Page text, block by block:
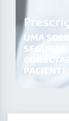
UMA
SEGURA